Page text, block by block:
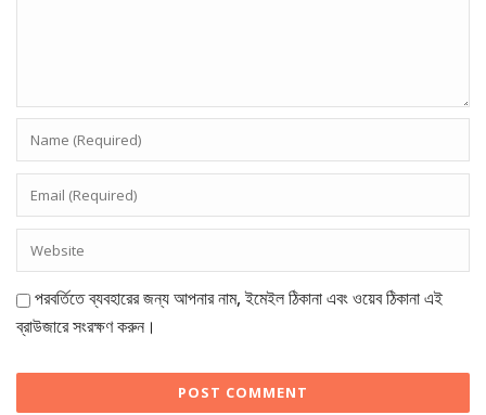
পরবর্তিতে ব্যবহারের জন্য আপনার নাম, ইমেইল ঠিকানা এবং ওয়েব ঠিকানা এই
ব্রাউজারে সংরক্ষণ করুন।